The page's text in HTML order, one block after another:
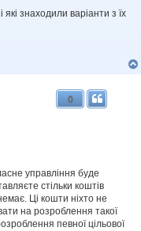
знаходили варіанти з їх
0
управління буде
стільки коштів
Ці кошти ніхто не
на розроблення такої
певної цільової